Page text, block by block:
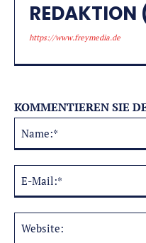
REDAKTION
https://www.freymedia.de
KOMMENTIEREN SIE